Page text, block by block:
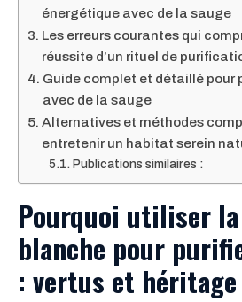
énergétique avec de la sauge
Les erreurs courantes qui
réussite d’un rituel de
Guide complet et détaillé pour
avec de la sauge
Alternatives et méthodes
entretenir un habitat serein
Publications similaires :
Pourquoi utiliser la
blanche pour
: vertus et héritage